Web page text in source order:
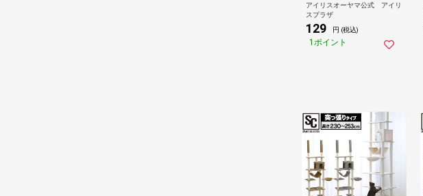
アイリスオーヤマ公式 アイリ
スプラザ
129 円 (税込)
1ポイント